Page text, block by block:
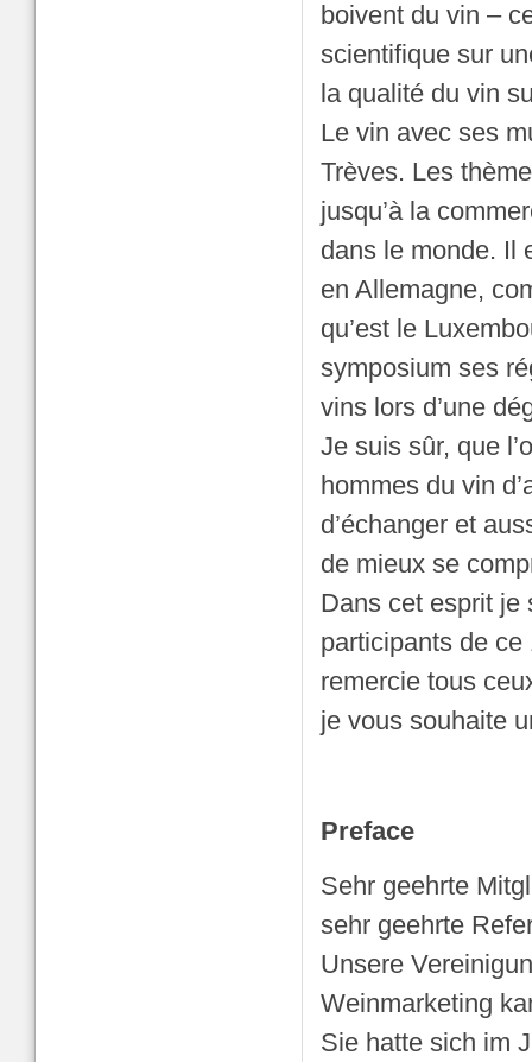
boivent du vin –
scientifique sur
la qualité du vin
Le vin avec ses
Trèves. Les
jusqu’à la
dans le monde. Il
en Allemagne,
qu’est le
symposium ses
vins lors d’une
Je suis sûr, que
hommes du vin
d’échanger et
de mieux se
Dans cet esprit je
participants de
remercie tous
je vous souhaite
Preface
Sehr geehrte
sehr geehrte
Unsere
Weinmarketing
Sie hatte sich im